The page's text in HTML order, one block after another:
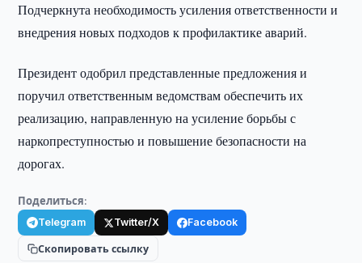
Подчеркнута необходимость усиления ответственности и
внедрения новых подходов к профилактике аварий.
Президент одобрил представленные предложения и
поручил ответственным ведомствам обеспечить их
реализацию, направленную на усиление борьбы с
наркопреступностью и повышение безопасности на
дорогах.
Поделиться:
Telegram Twitter/X Facebook
Скопировать ссылку